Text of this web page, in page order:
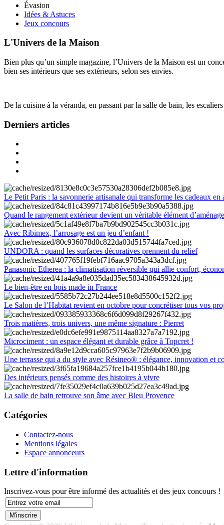
Évasion
Idées & Astuces
Jeux concours
L'Univers de la Maison
Bien plus qu’un simple magazine, l’Univers de la Maison est un
bien ses intérieurs que ses extérieurs, selon ses envies.
De la cuisine à la véranda, en passant par la salle de bain, les
Derniers articles
Le Petit Paris : la savonnerie artisanale qui transforme les cadeaux en
Quand le rangement extérieur devient un véritable élément
Avec Ribimex, l’arrosage est un jeu d’enfant !
UNDORA : quand les surfaces décoratives prennent du relief
Panasonic Etherea : la climatisation réversible qui allie confort,
Le bien-être en bois made in France
Le Salon de l’Habitat revient en octobre pour concrétiser tous vos
Trois matières, trois univers, une même signature : Pierret
Microciment : un espace élégant et durable grâce à Topcret !
Une terrasse qui a du style avec Résineo® : élégance, innovation et
Des intérieurs pensés comme des histoires à vivre
La salle de bain retrouve son âme avec Bleu Provence
Catégories
Contactez-nous
Mentions légales
Espace annonceurs
Lettre d'information
Inscrivez-vous pour être informé des actualités et des jeux concours !